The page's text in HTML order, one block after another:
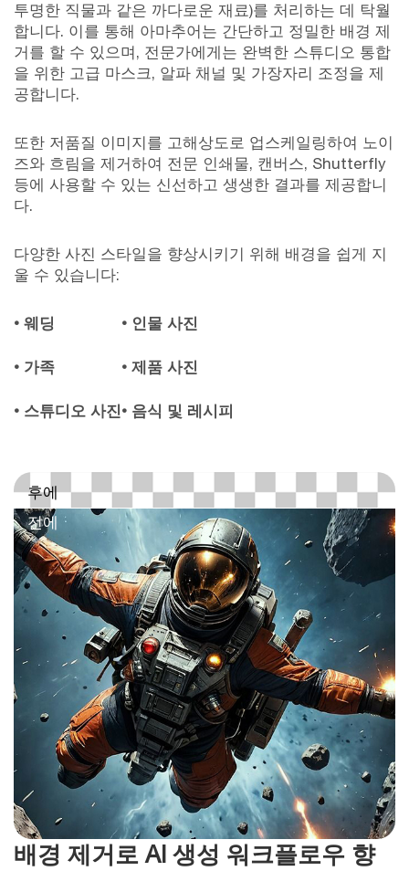
투명한 직물과 같은 까다로운 재료)를 처리하는 데 탁월
합니다. 이를 통해 아마추어는 간단하고 정밀한 배경 제
거를 할 수 있으며, 전문가에게는 완벽한 스튜디오 통합
을 위한 고급 마스크, 알파 채널 및 가장자리 조정을 제
공합니다.
또한 저품질 이미지를 고해상도로 업스케일링하여 노이
즈와 흐림을 제거하여 전문 인쇄물, 캔버스, Shutterfly
등에 사용할 수 있는 신선하고 생생한 결과를 제공합니
다.
다양한 사진 스타일을 향상시키기 위해 배경을 쉽게 지
울 수 있습니다:
• 웨딩
• 가족
• 스튜디오 사진
• 인물 사진
• 제품 사진
• 음식 및 레시피
배경 제거로 AI 생성 워크플로우 향